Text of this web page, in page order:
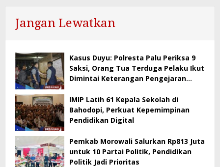
Jangan Lewatkan
Kasus Duyu: Polresta Palu Periksa 9
Saksi, Orang Tua Terduga Pelaku Ikut
Dimintai Keterangan Pengejaran
IMIP Latih 61 Kepala Sekolah di
Bahodopi, Perkuat Kepemimpinan
Pendidikan Digital
Pemkab Morowali Salurkan Rp813 Juta
untuk 10 Partai Politik, Pendidikan
Politik Jadi Prioritas